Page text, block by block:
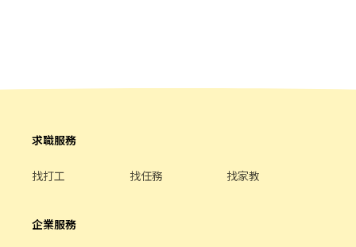
https://www.chickpt.com.tw/job-bAn5EbenG0vW . 📢**同時招
https://www.chickpt.com.tw/job-wK20ayW620v9 . 📢**同時招募
📢**同時招募 ✨蝦皮總部✨外務/內勤工程類型: 弱電設備工程師、內
日每天都有場次可報名，多點任您挑選，想賺錢、想運動隨時都有
愛，跳舞、揮手、搞怪、拍照互動都大受歡迎。 📋 招募說明 ・合作
明「新人」，可先安排 1～2 小時體驗。 ・適合對象：性格開朗、
桃城義演團服務範圍涵蓋全台灣。除了北北基桃，中彰雲嘉南、高
二或月排休8-10天(視訂單狀況配合加班) ⭕️[內容]➜ MLCC電感元件
製造生產、組裝、檢驗、測試、包裝 ⭕️[8H月排休8天制] ▃▃▃▼
$240 ➜ 未加班$42,240 ✴️加班：延時加班3H$322~401/H ➜最高可
排休8天未加班時薪$255 ➜ 未加班$44,880 ✴️加班：延時加班
求職服務
找打工 找任務 找家教
企業服務